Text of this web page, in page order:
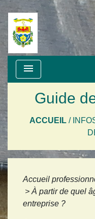
menu
Guide
ACCUEIL /
Accueil
> À partir de quel
entreprise ?